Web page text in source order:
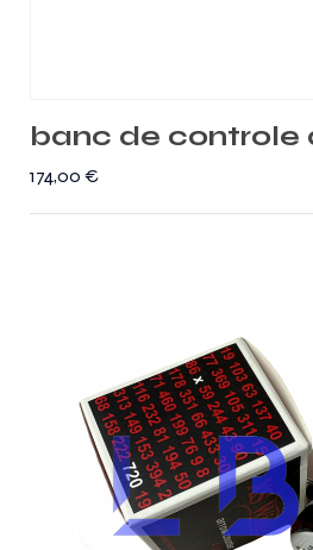
banc de controle
174,00€